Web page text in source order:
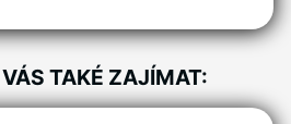
TAKÉ ZAJÍMAT: